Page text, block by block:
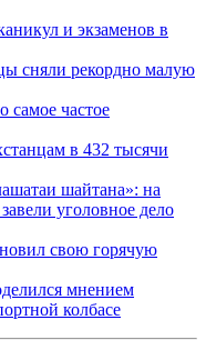
и экзаменов в
сняли рекордно малую
самое частое
в 432 тысячи
шайтана»: на
уголовное дело
свою горячую
мнением
колбасе